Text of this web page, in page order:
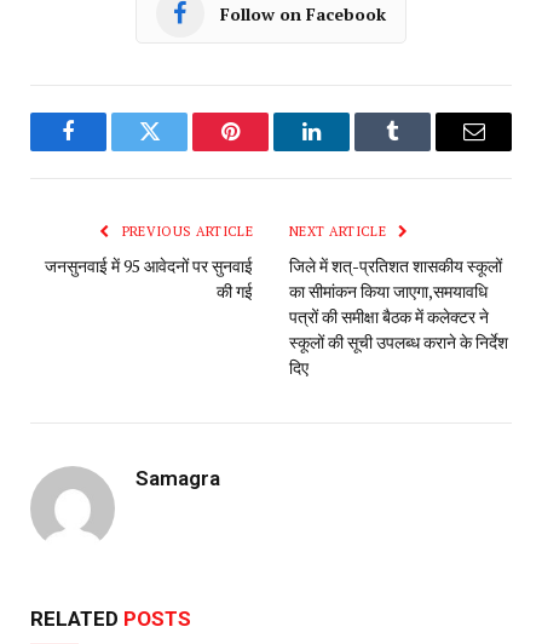
Follow on Facebook
FacebookTwitter Pinterest LinkedInTumblr Email
PREVIOUS ARTICLE
जनसुनवाई में 95 आवेदनों पर सुनवाई
की गई
NEXT ARTICLE
जिले में शत्-प्रतिशत शासकीय स्कूलों
का सीमांकन किया जाएगा,समयावधि
पत्रों की समीक्षा बैठक में कलेक्टर ने
स्कूलों की सूची उपलब्ध कराने के निर्देश
दिए
Samagra
RELATED POSTS